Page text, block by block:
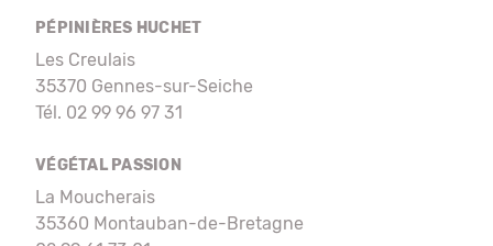
PÉPINIÈRES HUCHET
Les Creulais
35370 Gennes-sur-Seiche
Tél. 02 99 96 97 31
VÉGÉTAL PASSION
La Moucherais
35360 Montauban-de-Bretagne